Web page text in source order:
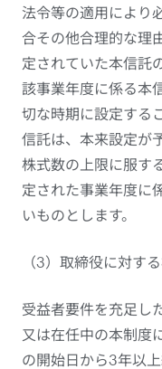
法令等の適用により
合その他合理的な理
定されていた本信託
該事業年度に係る本
切な時期に設定する
信託は、本来設定が
株式数の上限に服す
定された事業年度に
いものとします。
（3）取締役に対す
受益者要件を充足し
又は在任中の本制度
の開始日から3年以